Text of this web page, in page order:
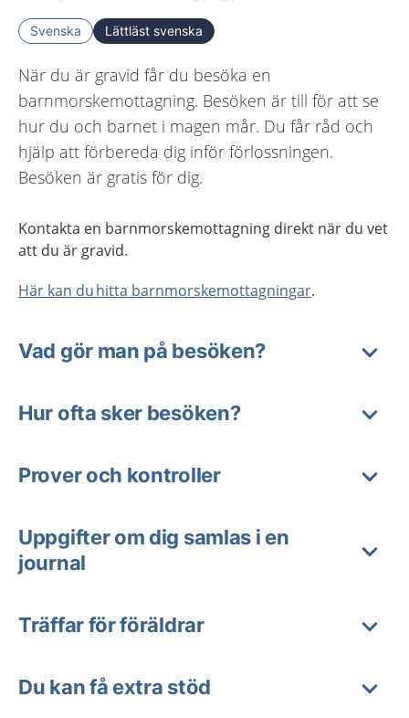
Svenska Lättläst svenska
När du är gravid får du besöka en
barnmorskemottagning. Besöken är till för att se
hur du och barnet i magen mår. Du får råd och
hjälp att förbereda dig inför förlossningen.
Besöken är gratis för dig.
Kontakta en barnmorskemottagning direkt när du vet
att du är gravid.
Här kan du hitta barnmorskemottagningar.
Vad gör man på besöken?
Hur ofta sker besöken?
Prover och kontroller
Uppgifter om dig samlas i en
journal
Träffar för föräldrar
Du kan få extra stöd